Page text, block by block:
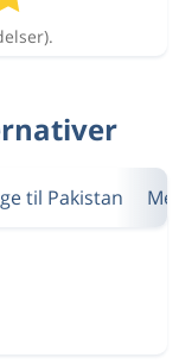
til Pakistan